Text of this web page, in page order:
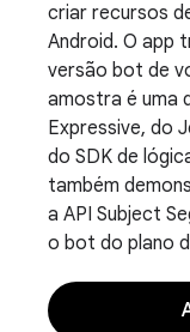
criar recursos
Android. O app
versão bot de
amostra é uma
Expressive, do
do SDK de
também
a API Subject
o bot do plano